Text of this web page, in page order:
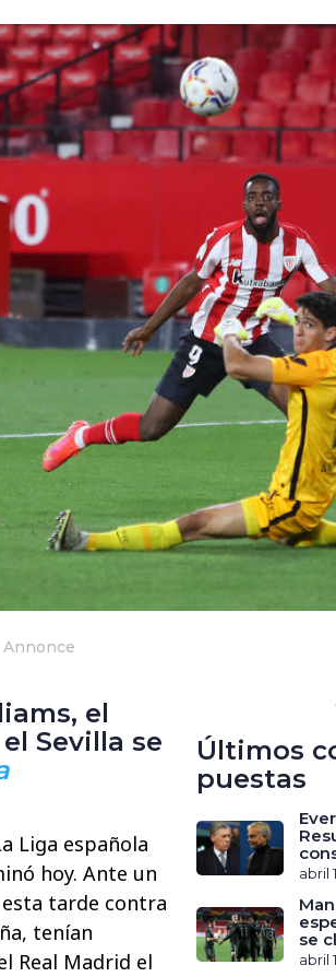
Annonce
el
Sevilla se
Liga española
hoy. Ante un
tarde contra
tenían
Real Madrid el
Últimos
puestas
abril
se
abril